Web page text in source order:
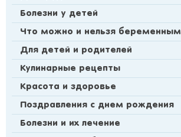
Болезни у детей
Что можно и нельзя беременным
Для детей и родителей
Кулинарные рецепты
Красота и здоровье
Поздравления с днем рождения
Болезни и их лечение